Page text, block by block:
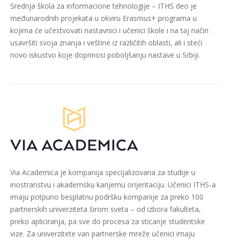
Srednja škola za informacione tehnologije – ITHS deo je
međunarodnih projekata u okviru Erasmus+ programa u
kojima će učestvovati nastavnici i učenici škole i na taj način
usavršiti svoja znanja i veštine iz različitih oblasti, ali i steći
novo iskustvo koje doprinosi poboljšanju nastave u Srbiji.
Via Academica je kompanija specijalizovana za studije u
inostranstvu i akademsku karijernu orijentaciju. Učenici ITHS-a
imaju potpuno besplatnu podršku kompanije za preko 100
partnerskih univerziteta širom sveta – od izbora fakulteta,
preko apliciranja, pa sve do procesa za sticanje studentske
vize. Za univerzitete van partnerske mreže učenici imaju